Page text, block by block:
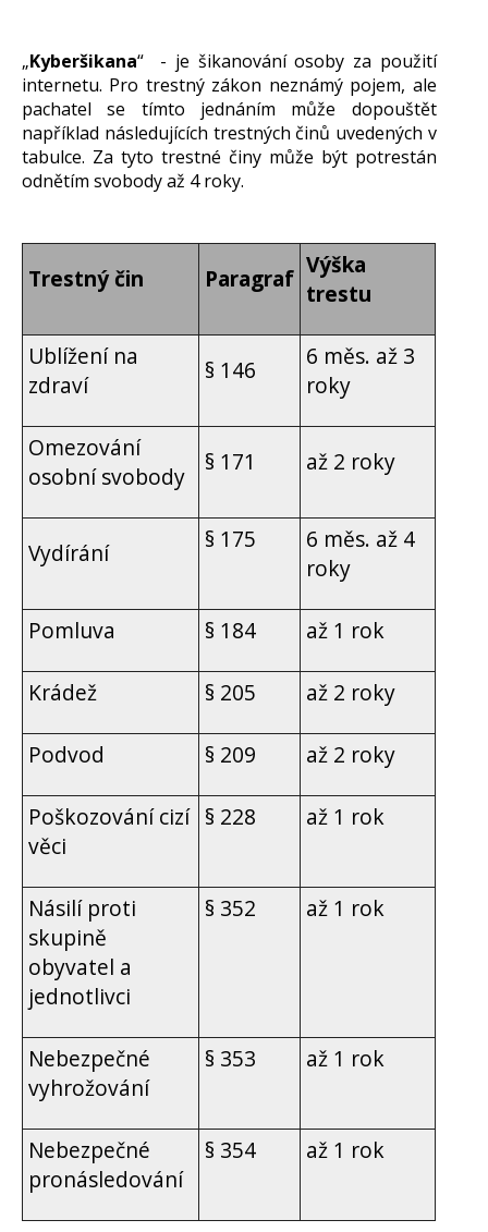
„Kyberšikana“ - je šikanování osoby za použití
internetu. Pro trestný zákon neznámý pojem, ale
pachatel se tímto jednáním může dopouštět
například následujících trestných činů uvedených v
tabulce. Za tyto trestné činy může být potrestán
odnětím svobody až 4 roky.
Trestný čin Paragraf Výška
trestu
Ublížení na
zdraví
§ 146
6 měs. až 3
roky
Omezování
osobní svobody
§ 171 až 2 roky
Vydírání § 175
6 měs. až 4
roky
Pomluva § 184 až 1 rok
Krádež § 205 až 2 roky
Podvod § 209 až 2 roky
Poškozování cizí
věci
§ 228 až 1 rok
Násilí proti
skupině
obyvatel a
jednotlivci
§ 352 až 1 rok
Nebezpečné
vyhrožování
§ 353 až 1 rok
Nebezpečné
pronásledování
§ 354 až 1 rok